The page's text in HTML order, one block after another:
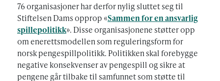
76 organisasjoner har derfor nylig sluttet seg til
Stiftelsen Dams opprop «Sammen for en ansvarlig
spillepolitikk». Disse organisasjonene støtter opp
om enerettsmodellen som reguleringsform for
norsk pengespillpolitikk. Politikken skal forebygge
negative konsekvenser av pengespill og sikre at
pengene går tilbake til samfunnet som støtte til